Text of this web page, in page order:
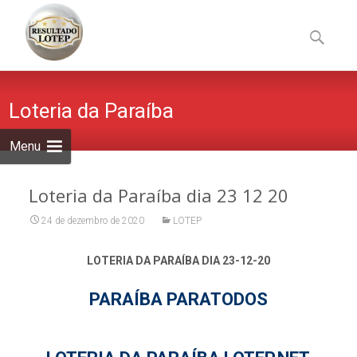
Menu
to
content
por:
Loteria da Paraíba
Loteria da Paraíba dia 23 12 20
24 de dezembro de 2020 LOTEP
LOTERIA DA PARAÍBA DIA 23-12-20
PARAÍBA PARATODOS